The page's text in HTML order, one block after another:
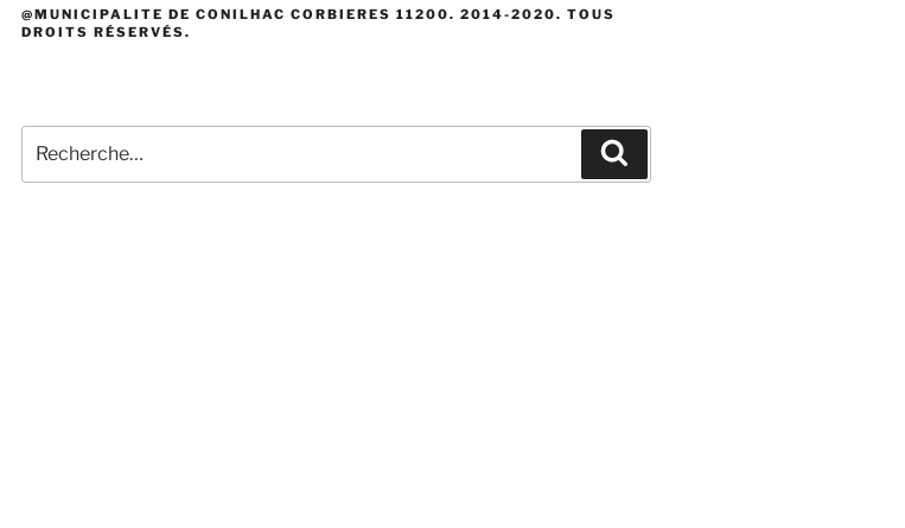
@MUNICIPALITE DE CONILHAC CORBIERES 11200. 2014-2020. TOUS
DROITS RÉSERVÉS.
pour
: